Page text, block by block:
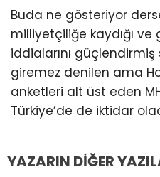
Buda ne gösteriyor
milliyetçiliğe kaydığı
iddialarını
giremez denilen ama
anketleri alt üst eden
Türkiye’de de iktidar
YAZARIN DİĞER